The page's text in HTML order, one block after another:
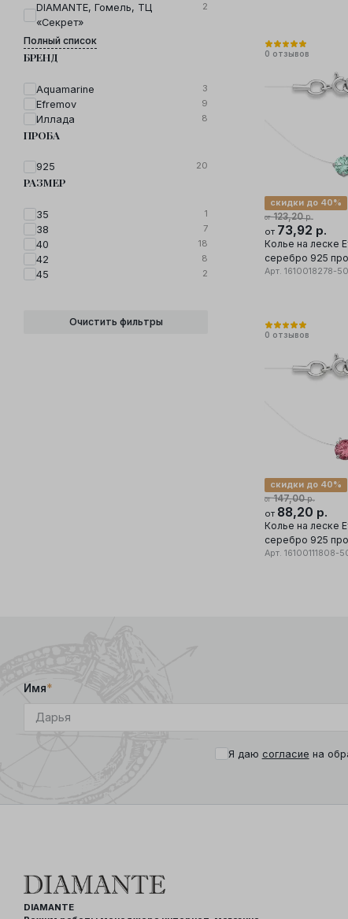
DIAMANTE, Гомель, ТЦ
«Секрет»
2
Полный список
БРЕНД
Aquamarine 3
Efremov 9
Иллада 8
ПРОБА
925 20
РАЗМЕР
35 1
38 7
40 18
42 8
45 2
Очистить фильтры
0 отзывов
от123,20р.
скидки до 40%
от 73,92 р.
Колье на леске
серебро 925
фианит
Арт. 1610018278-
0 отзывов
от147,00р.
скидки до 40%
от 88,20 р.
Колье на леске
серебро 925
фианит
Арт. 16100111808-
Имя*
Я даю согласие на
DIAMANTE